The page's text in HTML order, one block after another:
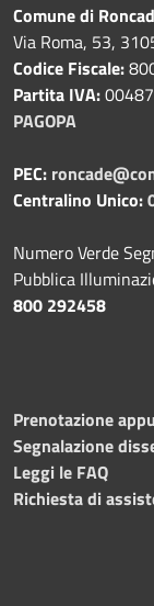
Comune di
Via Roma, 53,
Codice Fiscale:
Partita IVA:
PAGOPA
PEC:
Centralino Unico:
Numero Verde
Pubblica
800 292458
Prenotazione
Segnalazione
Leggi le FAQ
Richiesta di